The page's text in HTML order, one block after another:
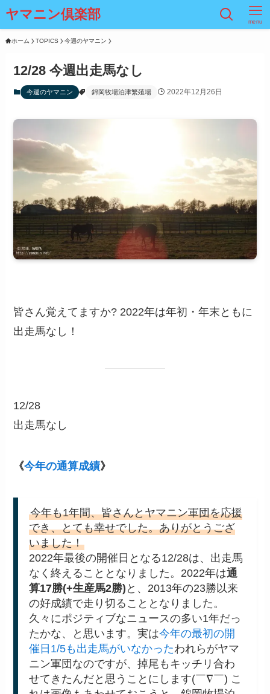
ヤマニン倶楽部 menu
ホーム TOPICS 今週のヤマニン
12/28 今週出走馬なし
今週のヤマニン 錦岡牧場泊津繁殖場 2022年12月26日
皆さん覚えてますか? 2022年は年初・年末ともに
出走馬なし！
12/28
出走馬なし
《今年の通算成績》
今年も1年間、皆さんとヤマニン軍団を応援
でき、とても幸せでした。ありがとうござ
いました！
2022年最後の開催日となる12/28は、出走馬
なく終えることとなりました。2022年は通
算17勝(+生産馬2勝) と、2013年の23勝以来
の好成績で走り切ることとなりました。
久々にポジティブなニュースの多い1年だっ
たかな、と思います。実は今年の最初の開
催日1/5も出走馬がいなかったわれらがヤマ
ニン軍団なのですが、掉尾もキッチリ合わ
せてきたんだと思うことにします(￣∇￣) こ